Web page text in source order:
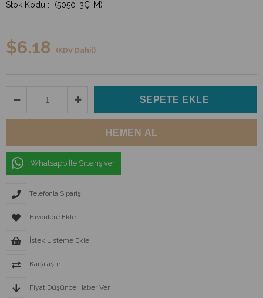
(5050-3Ç-M)
$6.18 (KDV Dahil)
Whatsapp İle Sipariş ver
Telefonla Sipariş
Favorilere Ekle
İstek Listeme Ekle
Karşılaştır
Fiyat Düşünce Haber Ver